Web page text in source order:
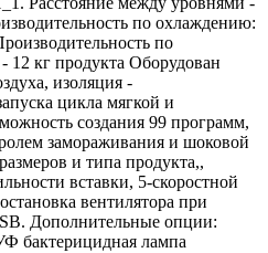
по охлаждению:
по
кг продукта Оборудован
изоляция -
цикла мягкой и
создания 99 программ,
замораживания и шоковой
и типа продукта,,
вставки, 5-скоростной
вентилятора при
Дополнительные опции:
бактерицидная лампа